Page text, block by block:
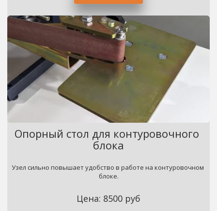
Опорный стол для контуровочного
блока
Узел сильно повышает удобство в работе на контуровочном
блоке.
Цена: 8500 руб